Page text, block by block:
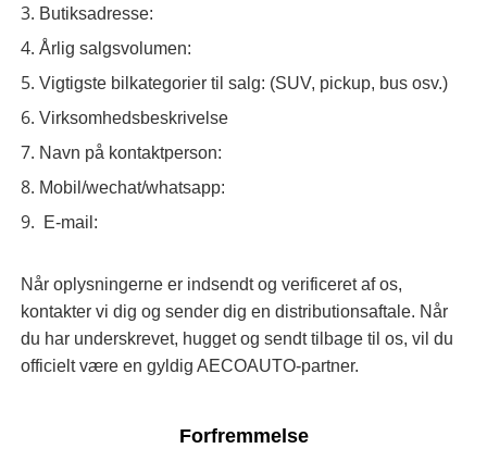
3. Butiksadresse:
4. Årlig salgsvolumen:
5. Vigtigste bilkategorier til salg: (SUV, pickup, bus osv.)
6. Virksomhedsbeskrivelse
7. Navn på kontaktperson:
8. Mobil/wechat/whatsapp:
9. E-mail:
Når oplysningerne er indsendt og verificeret af os,
kontakter vi dig og sender dig en distributionsaftale. Når
du har underskrevet, hugget og sendt tilbage til os, vil du
officielt være en gyldig AECOAUTO-partner.
Forfremmelse